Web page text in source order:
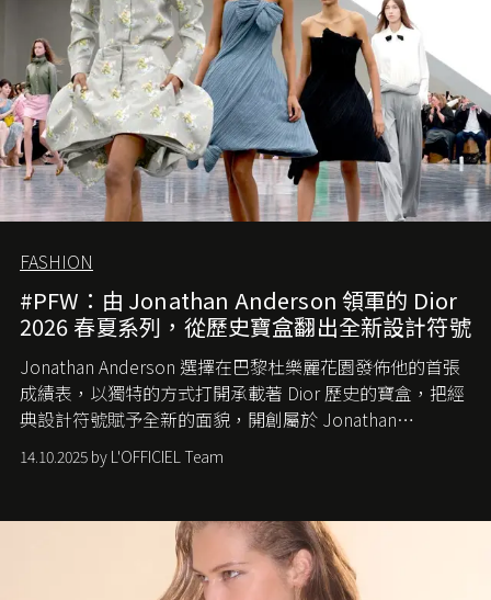
FASHION
#PFW：由 Jonathan Anderson 領軍的 Dior
2026 春夏系列，從歷史寶盒翻出全新設計符號
Jonathan Anderson 選擇在巴黎杜樂麗花園發佈他的首張
成績表，以獨特的方式打開承載著 Dior 歷史的寶盒，把經
典設計符號賦予全新的面貌，開創屬於 Jonathan
Anderson 的 Dior 時代。
14.10.2025 by L'OFFICIEL Team